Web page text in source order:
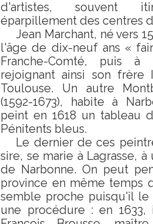
d'artistes, souvent
éparpillement des centres
Jean Marchant, né vers
l'âge de dix-neuf ans «
Franche-Comté, puis
rejoignant ainsi son frère
Toulouse. Un autre
(1592-1673), habite à
peint en 1618 un tableau
Pénitents bleus.
Le dernier de ces
sire, se marie à Lagrasse,
de Narbonne. On peut
province en même temps
semble proche puisqu'il
une procédure : en